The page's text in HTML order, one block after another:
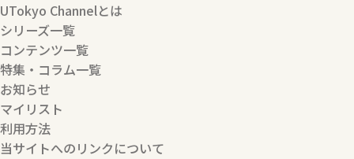
UTokyo Channelとは
シリーズ一覧
コンテンツ一覧
特集・コラム一覧
お知らせ
マイリスト
利用方法
当サイトへのリンクについて